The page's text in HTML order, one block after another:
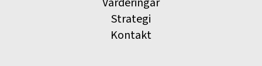
Strategi
Kontakt